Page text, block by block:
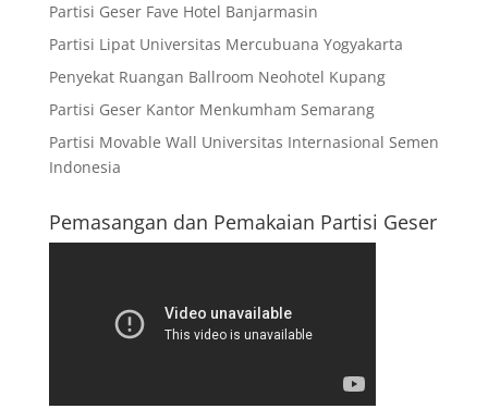
Partisi Geser Fave Hotel Banjarmasin
Partisi Lipat Universitas Mercubuana Yogyakarta
Penyekat Ruangan Ballroom Neohotel Kupang
Partisi Geser Kantor Menkumham Semarang
Partisi Movable Wall Universitas Internasional Semen
Indonesia
Pemasangan dan Pemakaian Partisi Geser